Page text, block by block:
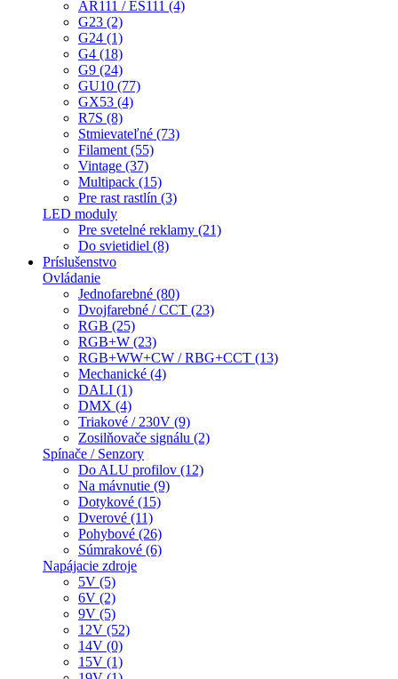
AR111 / ES111 (4)
G23 (2)
G24 (1)
G4 (18)
G9 (24)
GU10 (77)
GX53 (4)
R7S (8)
Stmievateľné (73)
Filament (55)
Vintage (37)
Multipack (15)
Pre rast rastlín (3)
LED moduly
Pre svetelné reklamy (21)
Do svietidiel (8)
Príslušenstvo
Ovládanie
Jednofarebné (80)
Dvojfarebné / CCT (23)
RGB (25)
RGB+W (23)
RGB+WW+CW / RBG+CCT (13)
Mechanické (4)
DALI (1)
DMX (4)
Triakové / 230V (9)
Zosilňovače signálu (2)
Spínače / Senzory
Do ALU profilov (12)
Na mávnutie (9)
Dotykové (15)
Dverové (11)
Pohybové (26)
Súmrakové (6)
Napájacie zdroje
5V (5)
6V (2)
9V (5)
12V (52)
14V (0)
15V (1)